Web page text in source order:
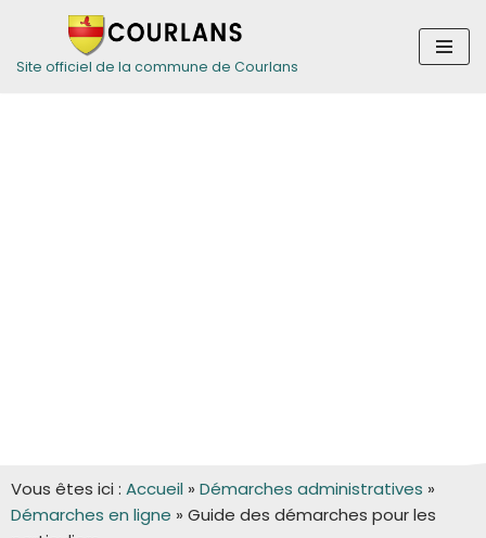
Aller
Site officiel de la commune de Courlans
Vous êtes ici : Accueil » Démarches administratives »
Démarches en ligne » Guide des démarches pour les